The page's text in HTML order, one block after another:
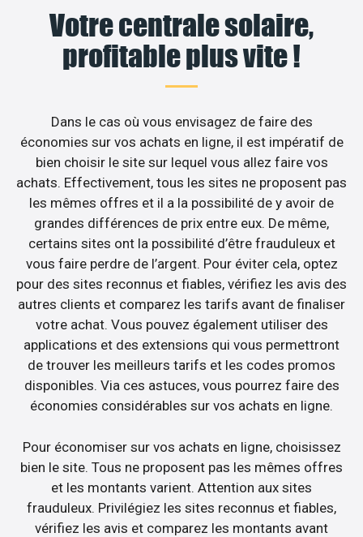
Votre centrale solaire,
profitable plus vite !
Dans le cas où vous envisagez de faire des
économies sur vos achats en ligne, il est impératif de
bien choisir le site sur lequel vous allez faire vos
achats. Effectivement, tous les sites ne proposent pas
les mêmes offres et il a la possibilité de y avoir de
grandes différences de prix entre eux. De même,
certains sites ont la possibilité d’être frauduleux et
vous faire perdre de l’argent. Pour éviter cela, optez
pour des sites reconnus et fiables, vérifiez les avis des
autres clients et comparez les tarifs avant de finaliser
votre achat. Vous pouvez également utiliser des
applications et des extensions qui vous permettront
de trouver les meilleurs tarifs et les codes promos
disponibles. Via ces astuces, vous pourrez faire des
économies considérables sur vos achats en ligne.
Pour économiser sur vos achats en ligne, choisissez
bien le site. Tous ne proposent pas les mêmes offres
et les montants varient. Attention aux sites
frauduleux. Privilégiez les sites reconnus et fiables,
vérifiez les avis et comparez les montants avant